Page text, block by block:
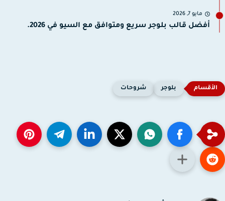
مايو 7, 2026
أفضل قالب بلوجر سريع ومتوافق مع السيو في 2026.
بلوجر شروحات